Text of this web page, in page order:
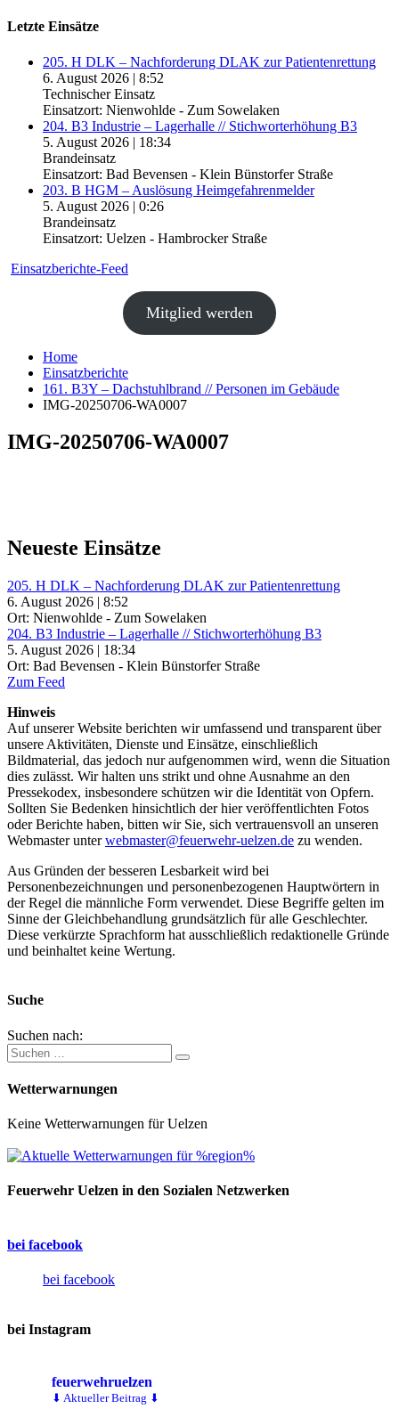
Letzte Einsätze
205. H DLK – Nachforderung DLAK zur Patientenrettung
6. August 2026 | 8:52
Technischer Einsatz
Einsatzort: Nienwohlde - Zum Sowelaken
204. B3 Industrie – Lagerhalle // Stichworterhöhung B3
5. August 2026 | 18:34
Brandeinsatz
Einsatzort: Bad Bevensen - Klein Bünstorfer Straße
203. B HGM – Auslösung Heimgefahrenmelder
5. August 2026 | 0:26
Brandeinsatz
Einsatzort: Uelzen - Hambrocker Straße
Einsatzberichte-Feed
Mitglied werden
Home
Einsatzberichte
161. B3Y – Dachstuhlbrand // Personen im Gebäude
IMG-20250706-WA0007
IMG-20250706-WA0007
Neueste Einsätze
205. H DLK – Nachforderung DLAK zur Patientenrettung
6. August 2026 | 8:52
Ort: Nienwohlde - Zum Sowelaken
204. B3 Industrie – Lagerhalle // Stichworterhöhung B3
5. August 2026 | 18:34
Ort: Bad Bevensen - Klein Bünstorfer Straße
Zum Feed
Hinweis
Auf unserer Website berichten wir umfassend und transparent über
unsere Aktivitäten, Dienste und Einsätze, einschließlich
Bildmaterial, das jedoch nur aufgenommen wird, wenn die Situation
dies zulässt. Wir halten uns strikt und ohne Ausnahme an den
Pressekodex, insbesondere schützen wir die Identität von Opfern.
Sollten Sie Bedenken hinsichtlich der hier veröffentlichten Fotos
oder Berichte haben, bitten wir Sie, sich vertrauensvoll an unseren
Webmaster unterwebmaster@feuerwehr-uelzen.de zu wenden.
Aus Gründen der besseren Lesbarkeit wird bei
Personenbezeichnungen und personenbezogenen Hauptwörtern in
der Regel die männliche Form verwendet. Diese Begriffe gelten im
Sinne der Gleichbehandlung grundsätzlich für alle Geschlechter.
Diese verkürzte Sprachform hat ausschließlich redaktionelle Gründe
und beinhaltet keine Wertung.
Suche
Suchen nach:
Wetterwarnungen
Keine Wetterwarnungen für Uelzen
Feuerwehr Uelzen in den Sozialen Netzwerken
bei facebook
bei facebook
bei Instagram
feuerwehruelzen
⬇ Aktueller Beitrag ⬇